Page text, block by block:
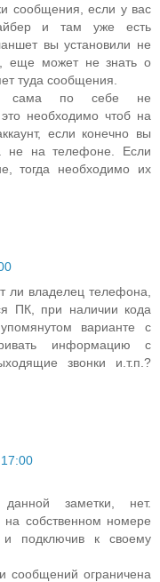
сообщения, если у вас
и там уже есть
вы установили не
еще может не знать о
туда сообщения.
сама по себе не
необходимо чтоб на
если конечно вы
не на телефоне. Если
тогда необходимо их
ли владелец телефона,
ПК, при наличии кода
варианте с
информацию с
звонки и.т.п.?
заметки, нет.
собственном номере
подключив к своему
сообщений ограничена